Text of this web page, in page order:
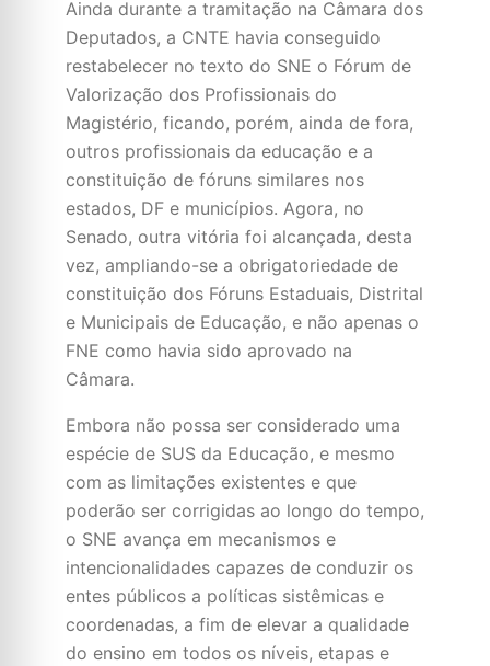
Ainda durante a tramitação na Câmara dos
Deputados, a CNTE havia conseguido
restabelecer no texto do SNE o Fórum de
Valorização dos Profissionais do
Magistério, ficando, porém, ainda de fora,
outros profissionais da educação e a
constituição de fóruns similares nos
estados, DF e municípios. Agora, no
Senado, outra vitória foi alcançada, desta
vez, ampliando-se a obrigatoriedade de
constituição dos Fóruns Estaduais, Distrital
e Municipais de Educação, e não apenas o
FNE como havia sido aprovado na
Câmara.
Embora não possa ser considerado uma
espécie de SUS da Educação, e mesmo
com as limitações existentes e que
poderão ser corrigidas ao longo do tempo,
o SNE avança em mecanismos e
intencionalidades capazes de conduzir os
entes públicos a políticas sistêmicas e
coordenadas, a fim de elevar a qualidade
do ensino em todos os níveis, etapas e